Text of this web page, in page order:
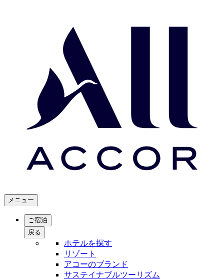
メニュー
ご宿泊
戻る
ホテルを探す
リゾート
アコーのブランド
サステイナブルツーリズム